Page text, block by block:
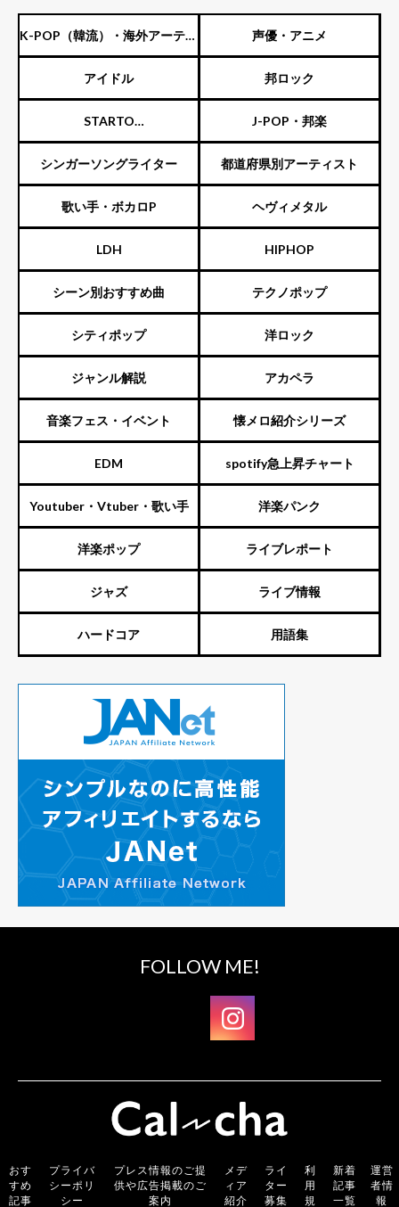
K-POP（韓流）・海外アーティ
スト
声優・アニメ
アイドル 邦ロック
STARTO
ENTERTAINMENT（旧ジャニ
ーズ）
J-POP・邦楽
シンガーソングライター 都道府県別アーティスト
歌い手・ボカロP ヘヴィメタル
LDH HIPHOP
シーン別おすすめ曲 テクノポップ
シティポップ 洋ロック
ジャンル解説 アカペラ
音楽フェス・イベント 懐メロ紹介シリーズ
EDM spotify急上昇チャート
Youtuber・Vtuber・歌い手 洋楽パンク
洋楽ポップ ライブレポート
ジャズ ライブ情報
ハードコア 用語集
FOLLOW ME!
おす
すめ
記事
プライバ
シーポリ
シー
プレス情報のご提
供や広告掲載のご
案内
メデ
ィア
紹介
ライ
ター
募集
利
用
規
新着
記事
一覧
運営
者情
報